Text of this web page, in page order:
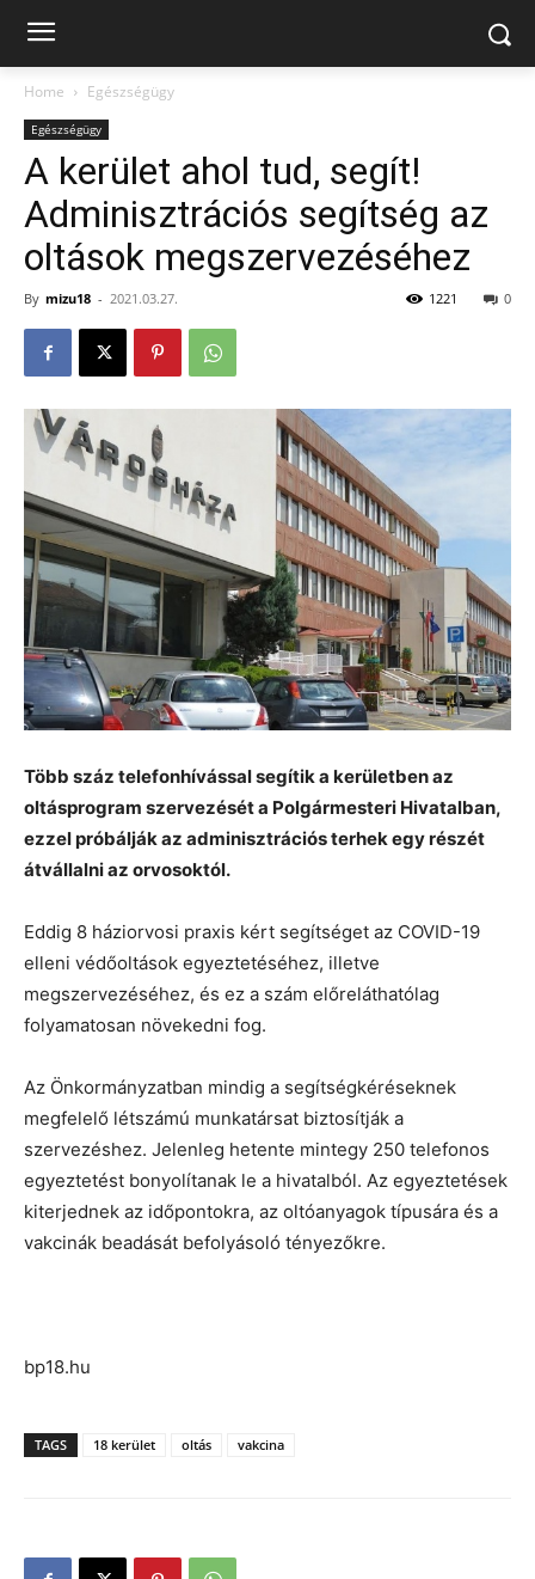
Home Egészségügy
Egészségügy
A kerület ahol tud, segít!
Adminisztrációs segítség az
oltások megszervezéséhez
By mizu18 - 2021.03.27. 0
1221
Több száz telefonhívással segítik a kerületben az
oltásprogram szervezését a Polgármesteri Hivatalban,
ezzel próbálják az adminisztrációs terhek egy részét
átvállalni az orvosoktól.
Eddig 8 háziorvosi praxis kért segítséget az COVID-19
elleni védőoltások egyeztetéséhez, illetve
megszervezéséhez, és ez a szám előreláthatólag
folyamatosan növekedni fog.
Az Önkormányzatban mindig a segítségkéréseknek
megfelelő létszámú munkatársat biztosítják a
szervezéshez. Jelenleg hetente mintegy 250 telefonos
egyeztetést bonyolítanak le a hivatalból. Az egyeztetések
kiterjednek az időpontokra, az oltóanyagok típusára és a
vakcinák beadását befolyásoló tényezőkre.
bp18.hu
TAGS 18 kerület oltás vakcina